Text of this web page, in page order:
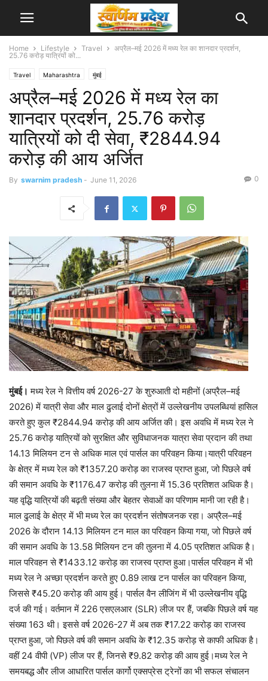
Home Lifestyle Travel
अप्रैल–मई 2026 में मध्य रेल का शानदार प्रदर्शन,
25.76 करोड़ यात्रियों को...
Travel Maharashtra मुंबई
अप्रैल–मई 2026 में मध्य रेल का
शानदार प्रदर्शन, 25.76 करोड़
यात्रियों को दी सेवा, ₹2844.94
करोड़ की आय अर्जित
By swarnim pradesh - June 11, 2026 0
मुंबई। मध्य रेल ने वित्तीय वर्ष 2026-27 के शुरुआती दो महीनों (अप्रैल–मई
2026) में यात्री सेवा और माल ढुलाई दोनों क्षेत्रों में उल्लेखनीय उपलब्धियां हासिल
करते हुए कुल ₹2844.94 करोड़ की आय अर्जित की। इस अवधि में मध्य रेल ने
25.76 करोड़ यात्रियों को सुरक्षित और सुविधाजनक यात्रा सेवा प्रदान की तथा
14.13 मिलियन टन से अधिक माल एवं पार्सल का परिवहन किया।यात्री परिवहन
के क्षेत्र में मध्य रेल को ₹1357.20 करोड़ का राजस्व प्राप्त हुआ, जो पिछले वर्ष
की समान अवधि के ₹1176.47 करोड़ की तुलना में 15.36 प्रतिशत अधिक है।
यह वृद्धि यात्रियों की बढ़ती संख्या और बेहतर सेवाओं का परिणाम मानी जा रही है।
माल ढुलाई के क्षेत्र में भी मध्य रेल का प्रदर्शन संतोषजनक रहा। अप्रैल–मई
2026 के दौरान 14.13 मिलियन टन माल का परिवहन किया गया, जो पिछले वर्ष
की समान अवधि के 13.58 मिलियन टन की तुलना में 4.05 प्रतिशत अधिक है।
माल परिवहन से ₹1433.12 करोड़ का राजस्व प्राप्त हुआ।पार्सल परिवहन में भी
मध्य रेल ने अच्छा प्रदर्शन करते हुए 0.89 लाख टन पार्सल का परिवहन किया,
जिससे ₹45.20 करोड़ की आय हुई। पार्सल वैन लीजिंग में भी उल्लेखनीय वृद्धि
दर्ज की गई। वर्तमान में 226 एसएलआर (SLR) लीज पर हैं, जबकि पिछले वर्ष यह
संख्या 163 थी। इससे वर्ष 2026-27 में अब तक ₹17.22 करोड़ का राजस्व
प्राप्त हुआ, जो पिछले वर्ष की समान अवधि के ₹12.35 करोड़ से काफी अधिक है।
वहीं 24 वीपी (VP) लीज पर हैं, जिनसे ₹9.82 करोड़ की आय हुई।मध्य रेल ने
समयबद्ध और लीज आधारित पार्सल कार्गो एक्सप्रेस ट्रेनों का भी सफल संचालन